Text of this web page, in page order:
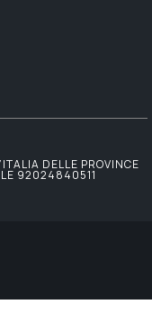
DELLE PROVINCE
92024840511